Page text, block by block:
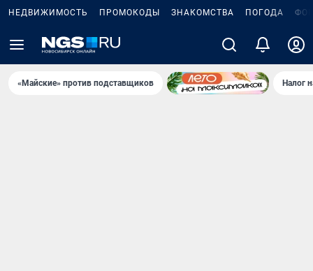
НЕДВИЖИМОСТЬ ПРОМОКОДЫ ЗНАКОМСТВА ПОГОДА
«Майские» против подставщиков Налог